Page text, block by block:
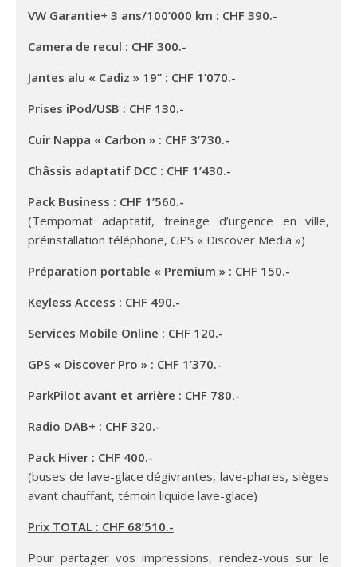
VW Garantie+ 3 ans/100’000 km : CHF 390.-
Camera de recul : CHF 300.-
Jantes alu « Cadiz » 19’’ : CHF 1’070.-
Prises iPod/USB : CHF 130.-
Cuir Nappa « Carbon » : CHF 3’730.-
Châssis adaptatif DCC : CHF 1’430.-
Pack Business : CHF 1’560.-
(Tempomat adaptatif, freinage d’urgence en ville,
préinstallation téléphone, GPS « Discover Media »)
Préparation portable « Premium » : CHF 150.-
Keyless Access : CHF 490.-
Services Mobile Online : CHF 120.-
GPS « Discover Pro » : CHF 1’370.-
ParkPilot avant et arrière : CHF 780.-
Radio DAB+ : CHF 320.-
Pack Hiver : CHF 400.-
(buses de lave-glace dégivrantes, lave-phares, sièges
avant chauffant, témoin liquide lave-glace)
Prix TOTAL : CHF 68’510.-
Pour partager vos impressions, rendez-vous sur le